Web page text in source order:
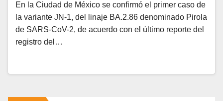
En la Ciudad de México se confirmó el primer caso de
la variante JN-1, del linaje BA.2.86 denominado Pirola
de SARS-CoV-2, de acuerdo con el último reporte del
registro del…